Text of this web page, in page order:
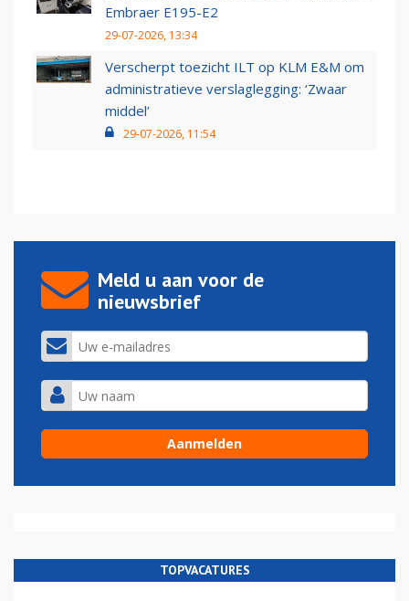
Embraer E195-E2
29-07-2026, 13:34
Verscherpt toezicht ILT op KLM E&M om
administratieve verslaglegging: ‘Zwaar
middel’
29-07-2026, 11:54
Meld u aan voor de
nieuwsbrief
TOPVACATURES